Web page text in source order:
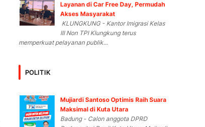
Layanan di Car Free Day, Permudah
Akses Masyarakat
KLUNGKUNG - Kantor Imigrasi Kelas
III Non TPI Klungkung terus
memperkuat pelayanan publik...
POLITIK
Mujiardi Santoso Optimis Raih Suara
Maksimal di Kuta Utara
Badung - Calon anggota DPRD